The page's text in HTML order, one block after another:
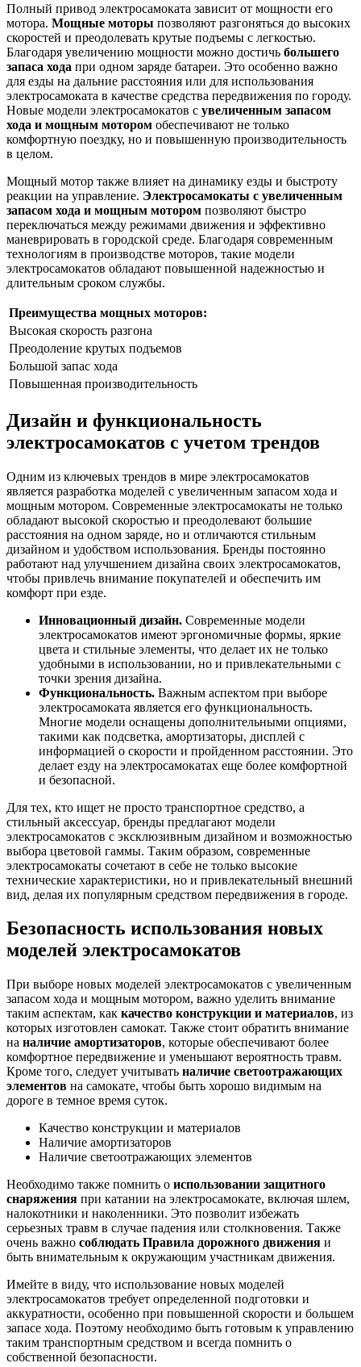
Полный привод электросамоката зависит от мощности его
мотора. Мощные моторы позволяют разгоняться до высоких
скоростей и преодолевать крутые подъемы с легкостью.
Благодаря увеличению мощности можно достичь большего
запаса хода при одном заряде батареи. Это особенно важно
для езды на дальние расстояния или для использования
электросамоката в качестве средства передвижения по городу.
Новые модели электросамокатов с увеличенным запасом
хода и мощным мотором обеспечивают не только
комфортную поездку, но и повышенную производительность
в целом.
Мощный мотор также влияет на динамику езды и быстроту
реакции на управление. Электросамокаты с увеличенным
запасом хода и мощным мотором позволяют быстро
переключаться между режимами движения и эффективно
маневрировать в городской среде. Благодаря современным
технологиям в производстве моторов, такие модели
электросамокатов обладают повышенной надежностью и
длительным сроком службы.
Преимущества мощных моторов:
Высокая скорость разгона
Преодоление крутых подъемов
Большой запас хода
Повышенная производительность
Дизайн и функциональность
электросамокатов с учетом трендов
Одним из ключевых трендов в мире электросамокатов
является разработка моделей с увеличенным запасом хода и
мощным мотором. Современные электросамокаты не только
обладают высокой скоростью и преодолевают большие
расстояния на одном заряде, но и отличаются стильным
дизайном и удобством использования. Бренды постоянно
работают над улучшением дизайна своих электросамокатов,
чтобы привлечь внимание покупателей и обеспечить им
комфорт при езде.
Инновационный дизайн. Современные модели
электросамокатов имеют эргономичные формы, яркие
цвета и стильные элементы, что делает их не только
удобными в использовании, но и привлекательными с
точки зрения дизайна.
Функциональность. Важным аспектом при выборе
электросамоката является его функциональность.
Многие модели оснащены дополнительными опциями,
такими как подсветка, амортизаторы, дисплей с
информацией о скорости и пройденном расстоянии. Это
делает езду на электросамокатах еще более комфортной
и безопасной.
Для тех, кто ищет не просто транспортное средство, а
стильный аксессуар, бренды предлагают модели
электросамокатов с эксклюзивным дизайном и возможностью
выбора цветовой гаммы. Таким образом, современные
электросамокаты сочетают в себе не только высокие
технические характеристики, но и привлекательный внешний
вид, делая их популярным средством передвижения в городе.
Безопасность использования новых
моделей электросамокатов
При выборе новых моделей электросамокатов с увеличенным
запасом хода и мощным мотором, важно уделить внимание
таким аспектам, как качество конструкции и материалов, из
которых изготовлен самокат. Также стоит обратить внимание
на наличие амортизаторов, которые обеспечивают более
комфортное передвижение и уменьшают вероятность травм.
Кроме того, следует учитывать наличие светоотражающих
элементов на самокате, чтобы быть хорошо видимым на
дороге в темное время суток.
Качество конструкции и материалов
Наличие амортизаторов
Наличие светоотражающих элементов
Необходимо также помнить о использовании защитного
снаряжения при катании на электросамокате, включая шлем,
налокотники и наколенники. Это позволит избежать
серьезных травм в случае падения или столкновения. Также
очень важно соблюдать Правила дорожного движения и
быть внимательным к окружающим участникам движения.
Имейте в виду, что использование новых моделей
электросамокатов требует определенной подготовки и
аккуратности, особенно при повышенной скорости и большем
запасе хода. Поэтому необходимо быть готовым к управлению
таким транспортным средством и всегда помнить о
собственной безопасности.